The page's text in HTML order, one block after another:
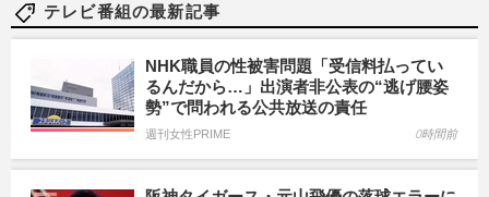
テレビ番組の最新記事
NHK職員の性被害問題「受信料払ってい
るんだから…」出演者非公表の“逃げ腰姿
勢”で問われる公共放送の責任
週刊女性PRIME 0時間前